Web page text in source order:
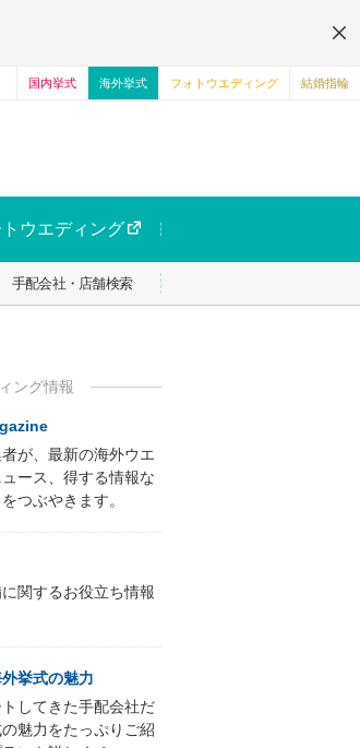
国内挙式 海外挙式 フォトウエディング 結婚指輪
ウエディング
手配会社・店舗検索
ング情報
が、最新の海外ウエ
ース、得する情報な
つぶやきます。
関するお役立ち情報
挙式の魅力
してきた手配会社だ
魅力をたっぷりご紹